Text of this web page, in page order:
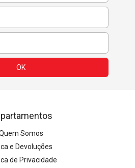
Somos
e Devoluções
de Privacidade